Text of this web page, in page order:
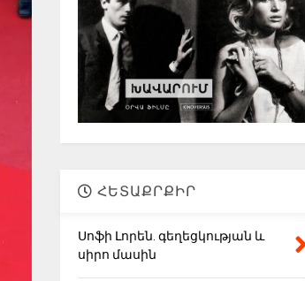
ՀԵՏԱՔՐՔԻՐ
Սոֆի Լորեն. գեղեցկության և
սիրո մասին